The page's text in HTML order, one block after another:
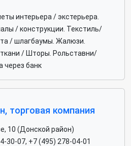
интерьера / экстерьера.
/ конструкции. Текстиль/
/ шлагбаумы. Жалюзи.
/ Шторы. Рольставни/
через банк
торговая компания
10 (Донской район)
30-07, +7 (495) 278-04-01